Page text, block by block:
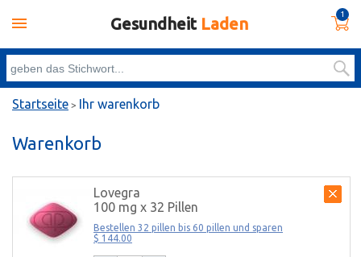
Gesundheit Laden
1
Startseite > Ihr warenkorb
Warenkorb
Lovegra
100 mg x 32 Pillen
Bestellen 32 pillen bis 60 pillen und sparen
$ 144.00